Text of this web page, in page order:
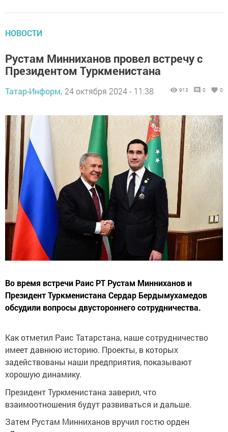
НОВОСТИ
Рустам Минниханов провел встречу с
Президентом Туркменистана
Татар-Информ, 24 октября 2024 - 11:38 913 0 0
Во время встречи Раис РТ Рустам Минниханов и
Президент Туркменистана Сердар Бердымухамедов
обсудили вопросы двустороннего сотрудничества.
Как отметил Раис Татарстана, наше сотрудничество
имеет давнюю историю. Проекты, в которых
задействованы наши предприятия, показывают
хорошую динамику.
Президент Туркменистана заверил, что
взаимоотношения будут развиваться и дальше.
Затем Рустам Минниханов вручил гостю орден